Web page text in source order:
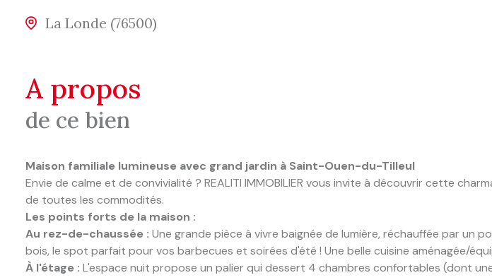
La Londe (76500)
a propos
de ce bien
Maison familiale lumineuse avec grand jardin à Saint-Ouen-du-Tilleul
Envie de calme et de convivialité ? REALITI IMMOBILIER vous invite à découvrir cette
de toutes les commodités.
Les points forts de la maison :
Au rez-de-chaussée : Une grande pièce à vivre baignée de lumière, réchauffée par un
bois, le spot parfait pour vos barbecues et soirées d'été ! Une belle cuisine aménagée/
À l'étage : L'espace nuit propose un palier qui dessert 4 chambres confortables (dont